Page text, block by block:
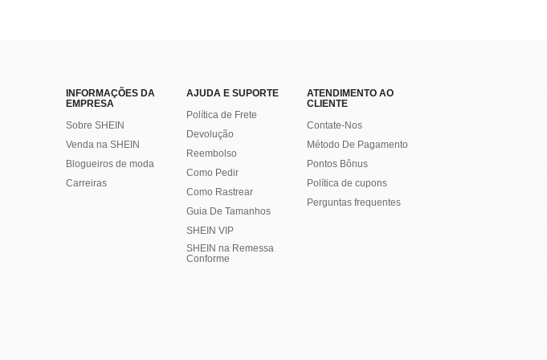
INFORMAÇÕES DA
EMPRESA
Sobre SHEIN
Venda na SHEIN
Blogueiros de moda
Carreiras
AJUDA E SUPORTE
Política de Frete
Devolução
Reembolso
Como Pedir
Como Rastrear
Guia De Tamanhos
SHEIN VIP
SHEIN na Remessa
Conforme
ATENDIMENTO AO
CLIENTE
Contate-Nos
Método De Pagamento
Pontos Bônus
Política de cupons
Perguntas frequentes